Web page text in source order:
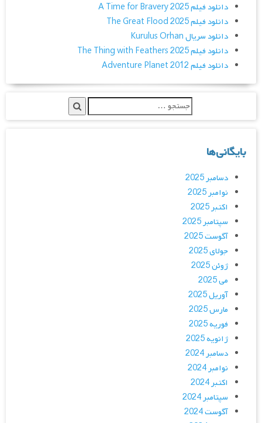
دانلود فیلم A Time for Bravery 2025
دانلود فیلم The Great Flood 2025
دانلود سریال Kurulus Orhan
دانلود فیلم The Thing with Feathers 2025
دانلود فیلم Adventure Planet 2012
بایگانی‌ها
دسامبر 2025
نوامبر 2025
اکتبر 2025
سپتامبر 2025
آگوست 2025
جولای 2025
ژوئن 2025
می 2025
آوریل 2025
مارس 2025
فوریه 2025
ژانویه 2025
دسامبر 2024
نوامبر 2024
اکتبر 2024
سپتامبر 2024
آگوست 2024